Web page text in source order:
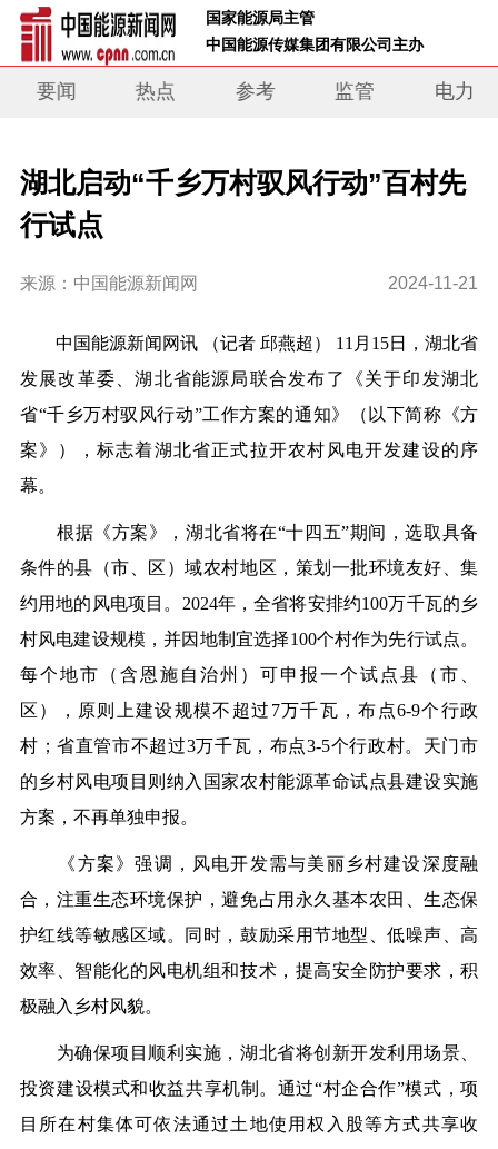
国家能源局主管
中国能源传媒集团有限公司主办
要闻 热点 参考 监管 电力
湖北启动“千乡万村驭风行动”百村先
行试点
来源：中国能源新闻网 2024-11-21
中国能源新闻网讯 （记者 邱燕超）
11月15日，湖北省
发展改革委、湖北省能源局联合发布了《关于印发湖北
省“千乡万村驭风行动”工作方案的通知》 （ 以下简称《方
案》 ） ，标志着湖北省正式拉开农村风电开发建设的序
幕。
根据 《方案》 ，湖北省将在“十四五”期间，选取具备
条件的县（市、区）域农村地区，策划一批环境友好、集
约用地的风电项目。2024年，全省将安排约100万千瓦的乡
村风电建设规模，并因地制宜选择100个村作为先行试点。
每个地市（含恩施自治州）可申报一个试点县（市、
区），原则上建设规模不超过7万千瓦，布点6-9个行政
村；省直管市不超过3万千瓦，布点3-5个行政村。天门市
的乡村风电项目则纳入国家农村能源革命试点县建设实施
方案，不再单独申报。
《方案》强调，风电开发需与美丽乡村建设深度融
合，注重生态环境保护，避免占用永久基本农田、生态保
护红线等敏感区域。同时，鼓励采用节地型、低噪声、高
效率、智能化的风电机组和技术，提高安全防护要求，积
极融入乡村风貌。
为确保项目顺利实施，湖北省将创新开发利用场景、
投资建设模式和收益共享机制。通过“村企合作”模式，项
目所在村集体可依法通过土地使用权入股等方式共享收